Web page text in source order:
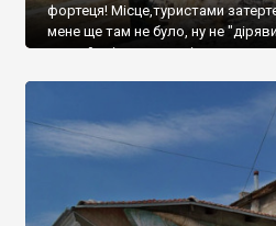
фортеця! Місце,туристами
мене ще там не було, ну не
принаймні до цього літа.